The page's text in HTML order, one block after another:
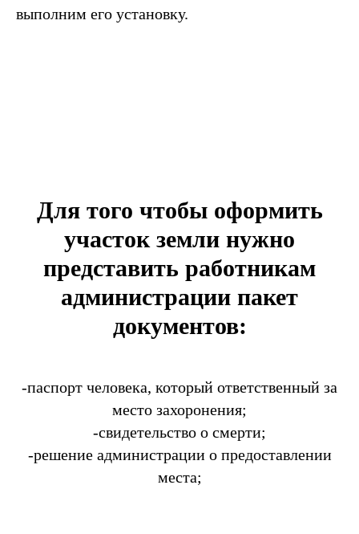
выполним его установку.
Для того чтобы оформить
участок земли нужно
представить работникам
администрации пакет
документов:
-паспорт человека, который ответственный за
место захоронения;
-свидетельство о смерти;
-решение администрации о предоставлении
места;